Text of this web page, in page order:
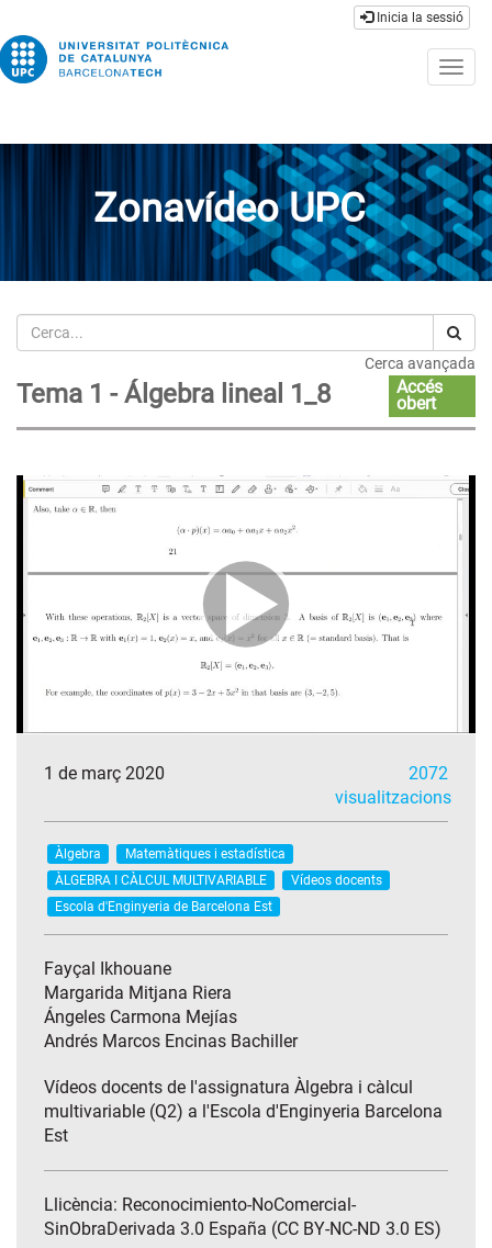
Inicia la sessió
Zonavídeo UPC
Cerca
Cerca avançada
Tema 1 - Álgebra lineal 1_8
Accés
obert
1 de març 2020
2072
visualitzacions
Àlgebra
Matemàtiques i estadística
ÀLGEBRA I CÀLCUL MULTIVARIABLE
Vídeos docents
Escola d'Enginyeria de Barcelona Est
Fayçal Ikhouane
Margarida Mitjana Riera
Ángeles Carmona Mejías
Andrés Marcos Encinas Bachiller
Vídeos docents de l'assignatura Àlgebra i càlcul
multivariable (Q2) a l'Escola d'Enginyeria Barcelona
Est
Llicència: Reconocimiento-NoComercial-
SinObraDerivada 3.0 España (CC BY-NC-ND 3.0 ES)